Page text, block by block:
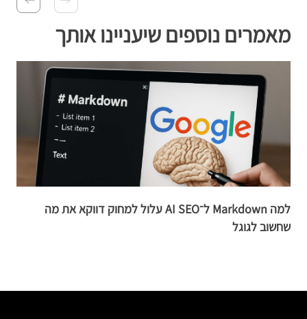
מאמרים נוספים שיעניינו אותך
למה Markdown ל־AI SEO עלול למחוק דווקא את מה
שחשוב לגוגל